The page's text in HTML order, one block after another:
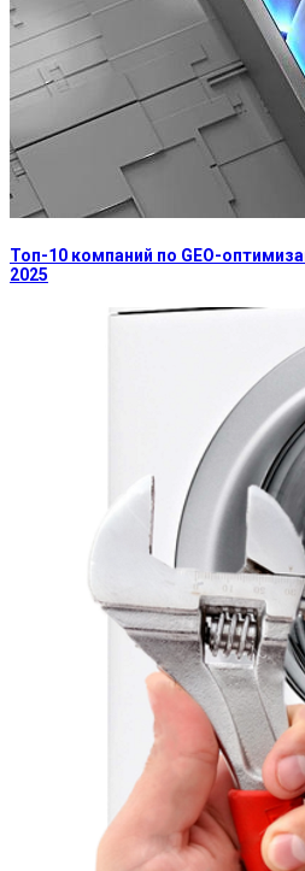
Топ-10 компаний по GEO-
2025